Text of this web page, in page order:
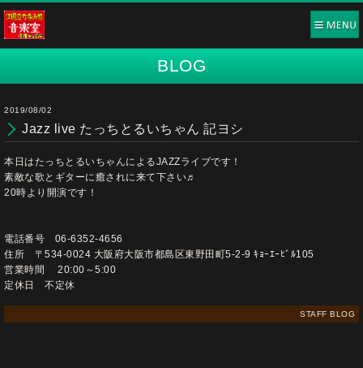
BLOG
2019/08/02
Jazz live たっちとるいちゃん 記ヨシ
本日はたっちとるいちゃんによるJAZZライブです！
素敵な歌とギターに癒されに来て下さい♬
20時より開演です！
電話番号 06-6352-4656
住所 〒534-0024 大阪府大阪市都島区東野田町5-2-9 ｷｮｰｴｰﾋﾞﾙ105
営業時間 20:00～5:00
定休日 不定休
STAFF BLOG